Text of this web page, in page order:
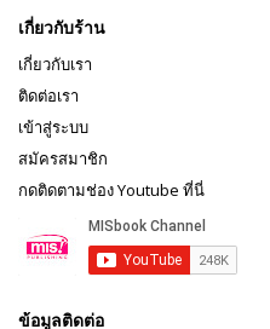
เกี่ยวกับร้าน
เกี่ยวกับเรา
ติดต่อเรา
เข้าสู่ระบบ
สมัครสมาชิก
กดติดตามช่อง Youtube ที่นี่
ข้อมูลติดต่อ